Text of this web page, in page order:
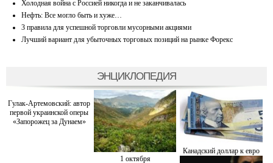
Холодная война с Россией никогда и не заканчивалась
Нефть: Все могло быть и хуже…
3 правила для успешной торговли мусорными акциями
Лучший вариант для убыточных торговых позиций на рынке Форекс
ЭНЦИКЛОПЕДИЯ
Гулак-Артемовский: автор
первой украинской оперы
«Запорожец за Дунаем»
1 октября
Канадский доллар к евро